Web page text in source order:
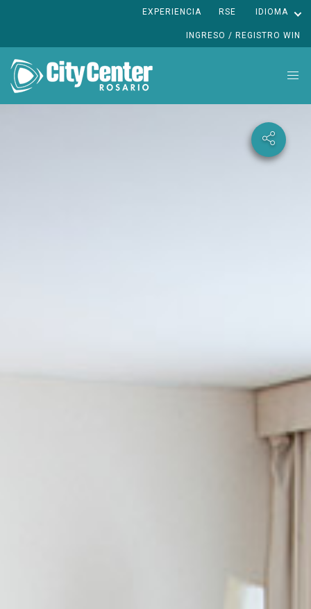
EXPERIENCIA RSE IDIOMA
INGRESO / REGISTRO WIN